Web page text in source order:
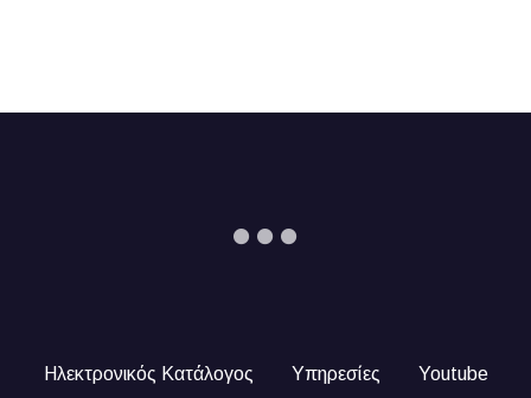
Ηλεκτρονικός Κατάλογος Υπηρεσίες Youtube